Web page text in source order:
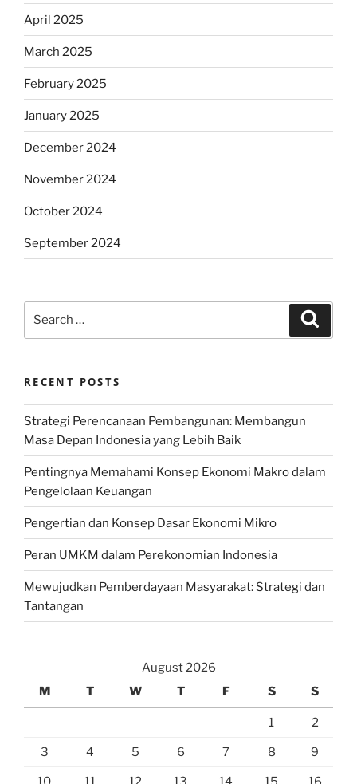
April 2025
March 2025
February 2025
January 2025
December 2024
November 2024
October 2024
September 2024
RECENT POSTS
Strategi Perencanaan Pembangunan: Membangun
Masa Depan Indonesia yang Lebih Baik
Pentingnya Memahami Konsep Ekonomi Makro dalam
Pengelolaan Keuangan
Pengertian dan Konsep Dasar Ekonomi Mikro
Peran UMKM dalam Perekonomian Indonesia
Mewujudkan Pemberdayaan Masyarakat: Strategi dan
Tantangan
August 2026
M
T W T F S S
1 2
3 4 5 6 7 8 9